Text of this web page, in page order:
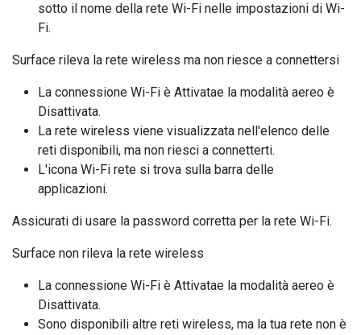
sotto il nome della rete Wi-Fi nelle impostazioni di Wi-
Fi.
Surface rileva la rete wireless ma non riesce a connettersi
La connessione Wi-Fi è Attivatae la modalità aereo è
Disattivata.
La rete wireless viene visualizzata nell'elenco delle
reti disponibili, ma non riesci a connetterti.
L'icona Wi-Fi rete si trova sulla barra delle
applicazioni.
Assicurati di usare la password corretta per la rete Wi-Fi.
Surface non rileva la rete wireless
La connessione Wi-Fi è Attivatae la modalità aereo è
Disattivata.
Sono disponibili altre reti wireless, ma la tua rete non è